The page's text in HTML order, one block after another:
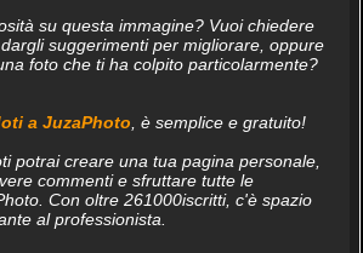
su questa immagine? Vuoi chiedere
suggerimenti per migliorare, oppure
foto che ti ha colpito particolarmente?
a JuzaPhoto , è semplice e gratuito!
potrai creare una tua pagina personale,
commenti e sfruttare tutte le
Con oltre 261000iscritti, c'è spazio
al professionista.